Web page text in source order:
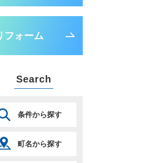
フォーム
Search
条件から探す
町名から探す